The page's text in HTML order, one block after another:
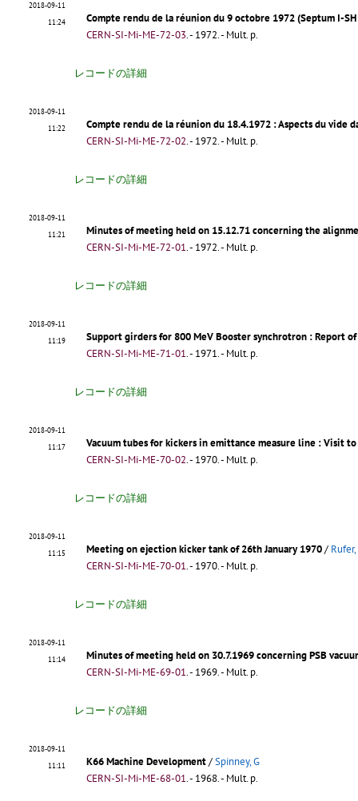
2018-09-11
11:24
Compte rendu de la réunion du 9 octobre 1972 (Septum I-
CERN-SI-Mi-ME-72-03.- 1972. - Mult. p.
レコードの詳細
2018-09-11
11:22
Compte rendu de la réunion du 18.4.1972 : Aspects du vide
CERN-SI-Mi-ME-72-02.- 1972. - Mult. p.
レコードの詳細
2018-09-11
11:21
Minutes of meeting held on 15.12.71 concerning the
CERN-SI-Mi-ME-72-01.- 1972. - Mult. p.
レコードの詳細
2018-09-11
11:19
Support girders for 800 MeV Booster synchrotron : Report
CERN-SI-Mi-ME-71-01.- 1971. - Mult. p.
レコードの詳細
2018-09-11
11:17
Vacuum tubes for kickers in emittance measure line : Visit
CERN-SI-Mi-ME-70-02.- 1970. - Mult. p.
レコードの詳細
2018-09-11
11:15
Meeting on ejection kicker tank of 26th January 1970/ Rufer,
CERN-SI-Mi-ME-70-01.- 1970. - Mult. p.
レコードの詳細
2018-09-11
11:14
Minutes of meeting held on 30.7.1969 concerning PSB
CERN-SI-Mi-ME-69-01.- 1969. - Mult. p.
レコードの詳細
2018-09-11
11:11
K66 Machine Development/Spinney, G
CERN-SI-Mi-ME-68-01.- 1968. - Mult. p.